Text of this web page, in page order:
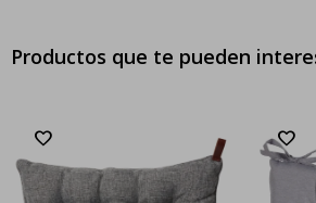
Productos que te pueden